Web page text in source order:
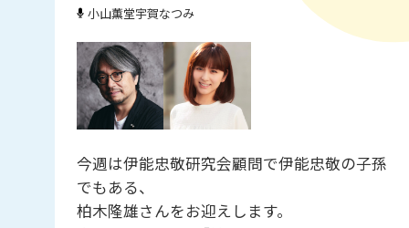
小山薫堂宇賀なつみ
今週は伊能忠敬研究会顧問で伊能忠敬の子孫
でもある、
柏木隆雄さんをお迎えします。